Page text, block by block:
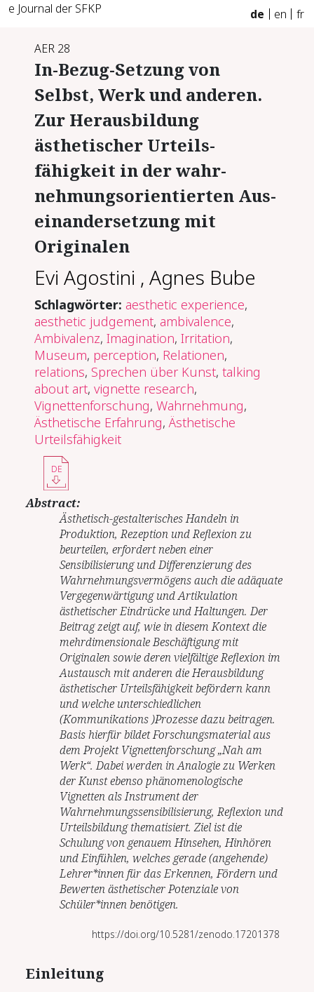
e Journal der SFKP de en fr
AER 28
In-Bezug-Setzung von
Selbst, Werk und anderen.
Zur Heraus­bildung
ästhetischer Urteils­
fähigkeit in der wahr­
nehmungsorientierten Aus­
einander­setzung mit
Originalen
Evi Agostini ,Agnes Bube
Schlagwörter: aesthetic experience,
aesthetic judgement, ambivalence,
Ambivalenz, Imagination, Irritation,
Museum, perception, Relationen,
relations, Sprechen über Kunst, talking
about art, vignette research,
Vignettenforschung, Wahrnehmung,
Ästhetische Erfahrung, Ästhetische
Urteilsfähigkeit
DE
Abstract:
Ästhetisch-gestalterisches Handeln in
Produktion, Rezeption und Reflexion zu
beurteilen, erfordert neben einer
Sensibilisierung und Differenzierung des
Wahrnehmungsvermögens auch die adäquate
Vergegenwärtigung und Artikulation
ästhetischer Eindrücke und Haltungen. Der
Beitrag zeigt auf, wie in diesem Kontext die
mehrdimensionale Beschäftigung mit
Originalen sowie deren vielfältige Reflexion im
Austausch mit anderen die Herausbildung
ästhetischer Urteilsfähigkeit befördern kann
und welche unterschiedlichen
(Kommunikations )Prozesse dazu beitragen.
Basis hierfür bildet Forschungsmaterial aus
dem Projekt Vignettenforschung „Nah am
Werk“. Dabei werden in Analogie zu Werken
der Kunst ebenso phänomenologische
Vignetten als Instrument der
Wahrnehmungssensibilisierung, Reflexion und
Urteilsbildung thematisiert. Ziel ist die
Schulung von genauem Hinsehen, Hinhören
und Einfühlen, welches gerade (angehende)
Lehrer*innen für das Erkennen, Fördern und
Bewerten ästhetischer Potenziale von
Schüler*innen benötigen.
https://doi.org/10.5281/zenodo.17201378
Einleitung